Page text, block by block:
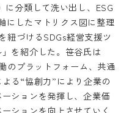
に分類して洗い出し、ESG
にしたマトリクス図に整理
紐づけるSDGs経営支援ツ
を紹介した。笹谷氏は
のプラットフォーム、共通
る“協創力”により企業の
ションを発揮し、企業価